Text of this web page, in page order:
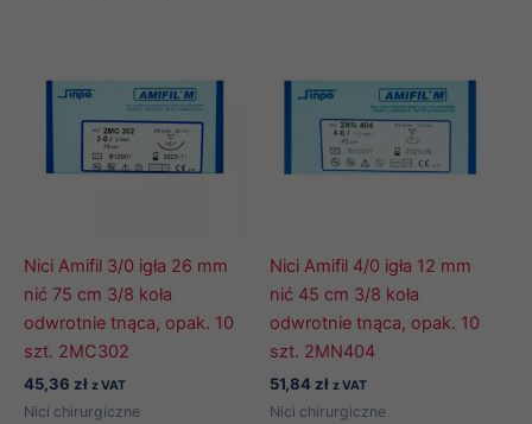
Nici Amifil 3/0 igła 26 mm
nić 75 cm 3/8 koła
odwrotnie tnąca, opak. 10
szt. 2MC302
45,36 zł z VAT
Nici chirurgiczne
Nici Amifil 4/0 igła 12 mm
nić 45 cm 3/8 koła
odwrotnie tnąca, opak. 10
szt. 2MN404
51,84 zł z VAT
Nici chirurgiczne